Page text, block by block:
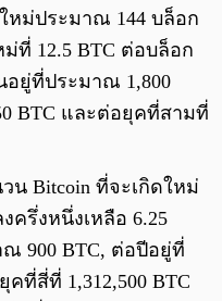
หม่ประมาณ 144 บล็อก
ที่ 12.5 BTC ต่อบล็อก
อยู่ที่ประมาณ 1,800
BTC และต่อยุคที่สามที่
น Bitcoin ที่จะเกิดใหม่
ครึ่งหนึ่งเหลือ 6.25
900 BTC, ต่อปีอยู่ที่
ที่สี่ที่ 1,312,500 BTC